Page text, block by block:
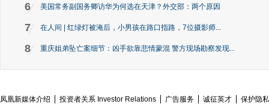
6 美国常务副国务卿访华为何选在天津？外交部：两个原因
7 在人间 | 红绿灯被淹后，小男孩在路口指路，7位摄影师...
8 重庆姐弟坠亡案细节：凶手欲靠悲情蒙混 警方现场勘察发现...
凤凰新媒体介绍 投资者关系 Investor Relations 广告服务 诚征英才
保护隐